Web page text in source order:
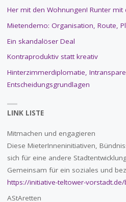
Her mit den Wohnungen! Runter mit
Mietendemo: Organisation, Route,
Ein skandalöser Deal
Kontraproduktiv statt kreativ
Hinterzimmerdiplomatie,
Entscheidungsgrundlagen
LINK LISTE
Mitmachen und engagieren
Diese MieterInneninitiativen,
sich für eine andere
Gemeinsam für ein soziales und
https://initiative-teltower-
AStAretten